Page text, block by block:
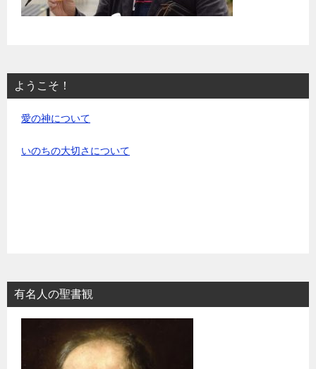
ようこそ！
愛の神について
いのちの大切さについて
有名人の聖書観